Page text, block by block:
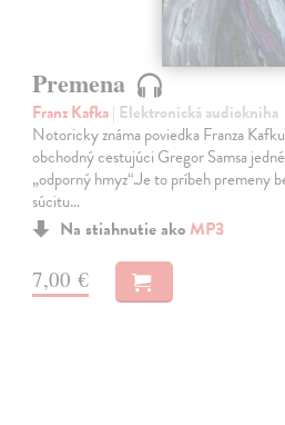
Premena
Franz Kafka| Elektronická audiokniha
Notoricky známa poviedka Franza
obchodný cestujúci Gregor Samsa
„odporný hmyz“.Je to príbeh premeny
súcitu…
Na stiahnutie ako MP3
7,00 €